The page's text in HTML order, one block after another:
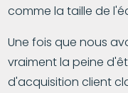
comme la taille de
Une fois que nous
vraiment la peine
d'acquisition client